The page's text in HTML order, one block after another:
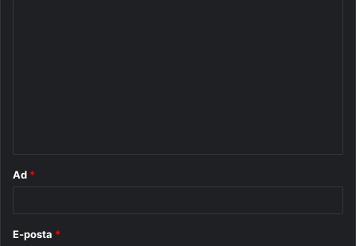
Ad *
E-posta *